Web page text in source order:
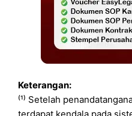
Keterangan:
⁽¹⁾ Setelah